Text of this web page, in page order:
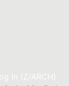
In (Z/ARCH)